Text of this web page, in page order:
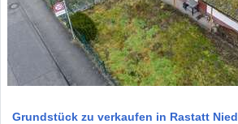
Grundstück zu verkaufen in Rastatt